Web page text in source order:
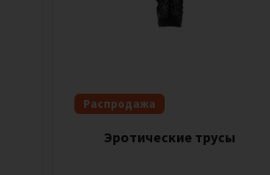
Распродажа
Эротические трусы